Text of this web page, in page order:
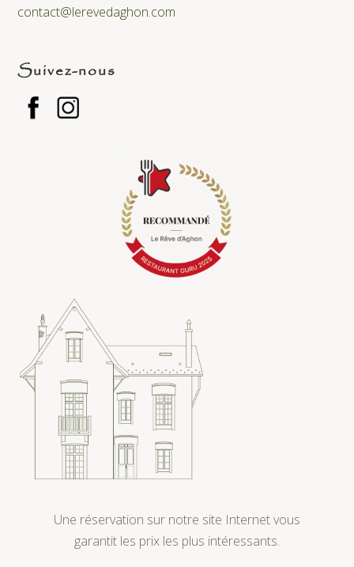
contact@lerevedaghon.com
Suivez-nous
Une réservation sur notre site Internet vous
garantit les prix les plus intéressants.